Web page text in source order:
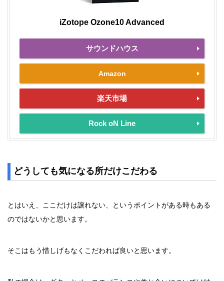
iZotope Ozone10 Advanced
サウンドハウス
Amazon
楽天市場
Rock oN Line
どうしても気になる所だけこだわる
とはいえ、ここだけは譲れない、というポイントがある時もある
のではないかと思います。
そこはもう惜しげもなくこだわれば良いと思います。